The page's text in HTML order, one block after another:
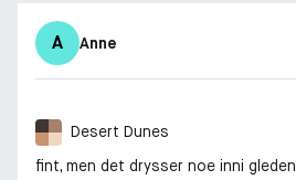
A Anne
Desert Dunes
fint, men det drysser noe inni gleden